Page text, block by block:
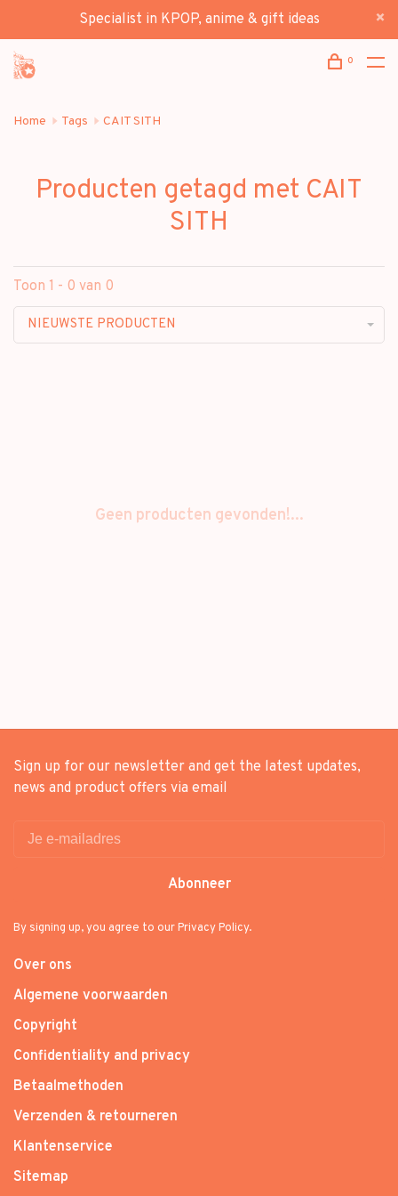
Specialist in KPOP, anime & gift ideas
0
Home Tags CAIT SITH
Producten getagd met CAIT
SITH
Toon 1 - 0 van 0
NIEUWSTE PRODUCTEN
Geen producten gevonden!...
Sign up for our newsletter and get the latest updates,
news and product offers via email
Abonneer
By signing up, you agree to our Privacy Policy.
Over ons
Algemene voorwaarden
Copyright
Confidentiality and privacy
Betaalmethoden
Verzenden & retourneren
Klantenservice
Sitemap